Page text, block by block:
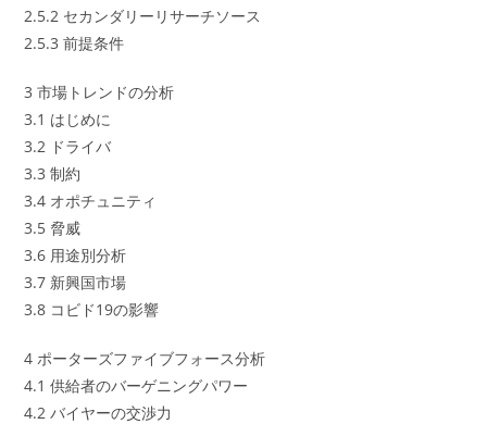
2.5.2 セカンダリーリサーチソース
2.5.3 前提条件
3 市場トレンドの分析
3.1 はじめに
3.2 ドライバ
3.3 制約
3.4 オポチュニティ
3.5 脅威
3.6 用途別分析
3.7 新興国市場
3.8 コビド19の影響
4 ポーターズファイブフォース分析
4.1 供給者のバーゲニングパワー
4.2 バイヤーの交渉力